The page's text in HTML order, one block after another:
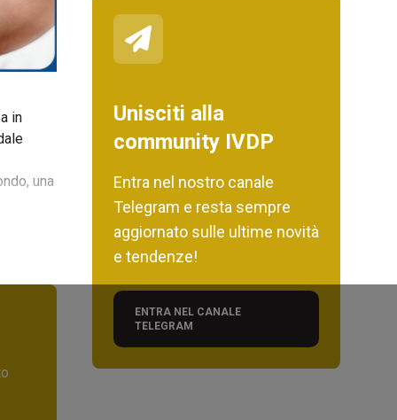
in
una
Unisciti alla
community IVDP
Entra nel nostro canale
Telegram e resta sempre
aggiornato sulle ultime novità
e tendenze!
ENTRA NEL CANALE
TELEGRAM